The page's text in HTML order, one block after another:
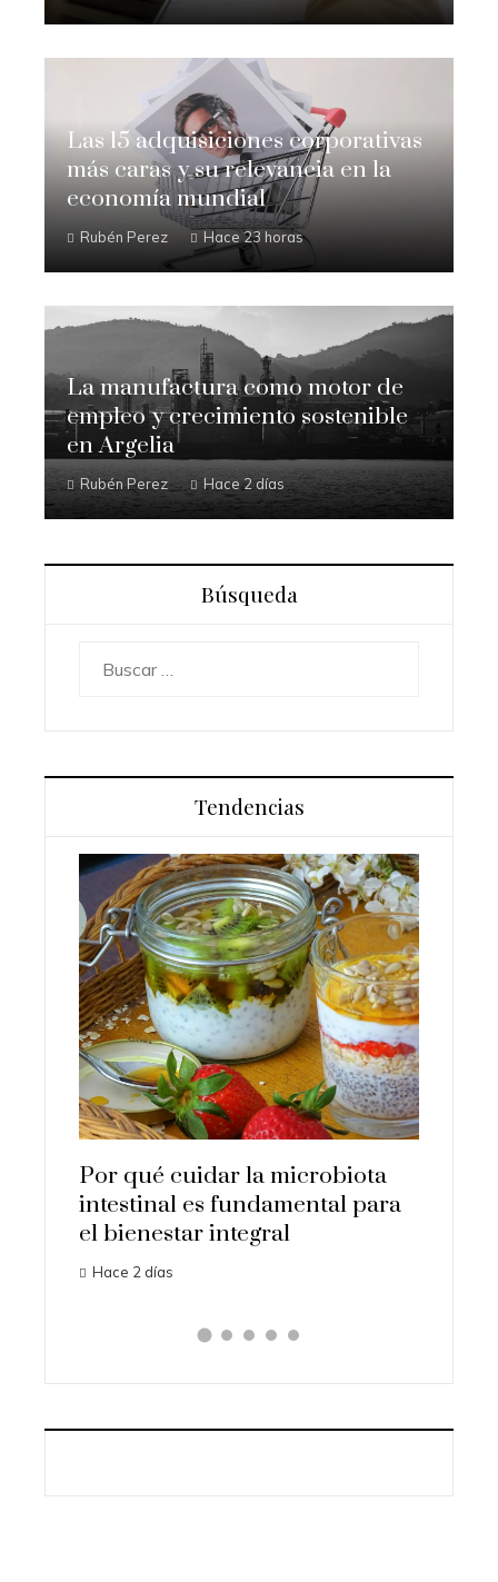
Las 15 adquisiciones corporativas
más caras y su relevancia en la
economía mundial
Rubén Perez Hace 23 horas
La manufactura como motor de
empleo y crecimiento sostenible
en Argelia
Rubén Perez Hace 2 días
Búsqueda
Tendencias
Por qué cuidar la microbiota
intestinal es fundamental para
el bienestar integral
Hace 2 días